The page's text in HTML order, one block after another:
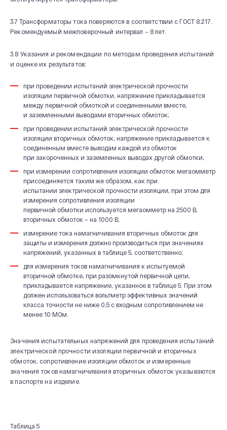
3.7 Трансформаторы тока поверяются в соответствии с ГОСТ 8.217.
Рекомендуемый межповерочный интервал – 8 лет.
3.8 Указания и рекомендации по методам проведения испытаний
и оценке их результатов:
при проведении испытаний электрической прочности
изоляции первичной обмотки, напряжение прикладывается
между первичной обмоткой и соединенными вместе,
и заземленными выводами вторичных обмоток;
при проведении испытаний электрической прочности
изоляции вторичных обмоток, напряжение прикладывается к
соединенным вместе выводам каждой из обмоток
при закороченных и заземленных выводах другой обмотки;
при измерении сопротивления изоляции обмоток мегаомметр
присоединяется таким же образом, как при
испытании электрической прочности изоляции, при этом для
измерения сопротивления изоляции
первичной обмотки используется мегаомметр на 2500 В,
вторичных обмоток – на 1000 В;
измерение тока намагничивания вторичных обмоток для
защиты и измерения должно производиться при значениях
напряжений, указанных в таблице 5, соответственно;
для измерения токов намагничивания к испытуемой
вторичной обмотке, при разомкнутой первичной цепи,
прикладывается напряжение, указанное в таблице 5. При этом
должен использоваться вольтметр эффективных значений
класса точности не ниже 0,5 с входным сопротивлением не
менее 10 МОм.
Значения испытательных напряжений для проведения испытаний
электрической прочности изоляции первичной и вторичных
обмоток, сопротивление изоляции обмоток и измеренные
значения токов намагничивания вторичных обмоток указываются
в паспорте на изделие.
Таблица 5